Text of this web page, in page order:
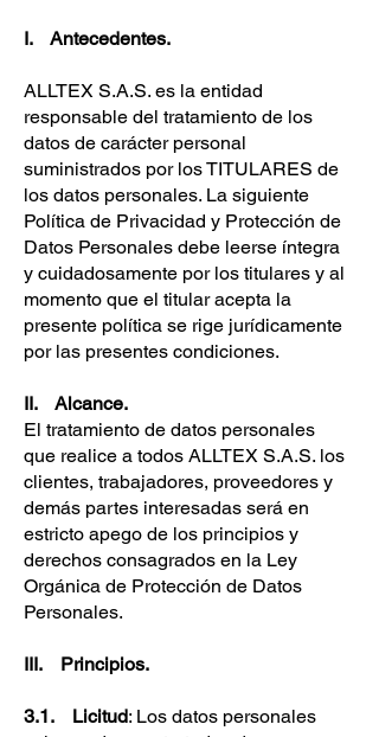
I. Antecedentes.
ALLTEX S.A.S. es la entidad
responsable del tratamiento de los
datos de carácter personal
suministrados por los TITULARES de
los datos personales. La siguiente
Política de Privacidad y Protección de
Datos Personales debe leerse íntegra
y cuidadosamente por los titulares y al
momento que el titular acepta la
presente política se rige jurídicamente
por las presentes condiciones.
II. Alcance.
El tratamiento de datos personales
que realice a todos ALLTEX S.A.S. los
clientes, trabajadores, proveedores y
demás partes interesadas será en
estricto apego de los principios y
derechos consagrados en la Ley
Orgánica de Protección de Datos
Personales.
III. Principios.
3.1. Licitud: Los datos personales